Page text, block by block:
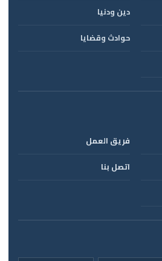
دين ودنيا
حوادث وقضايا
فريق العمل
اتصل بنا